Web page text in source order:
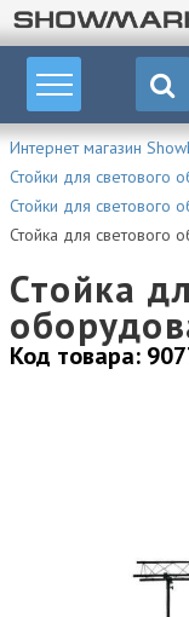
Интернет магазин
Стойки для светового
Стойки для светового
Стойка для светового
Стойка
Код товара: